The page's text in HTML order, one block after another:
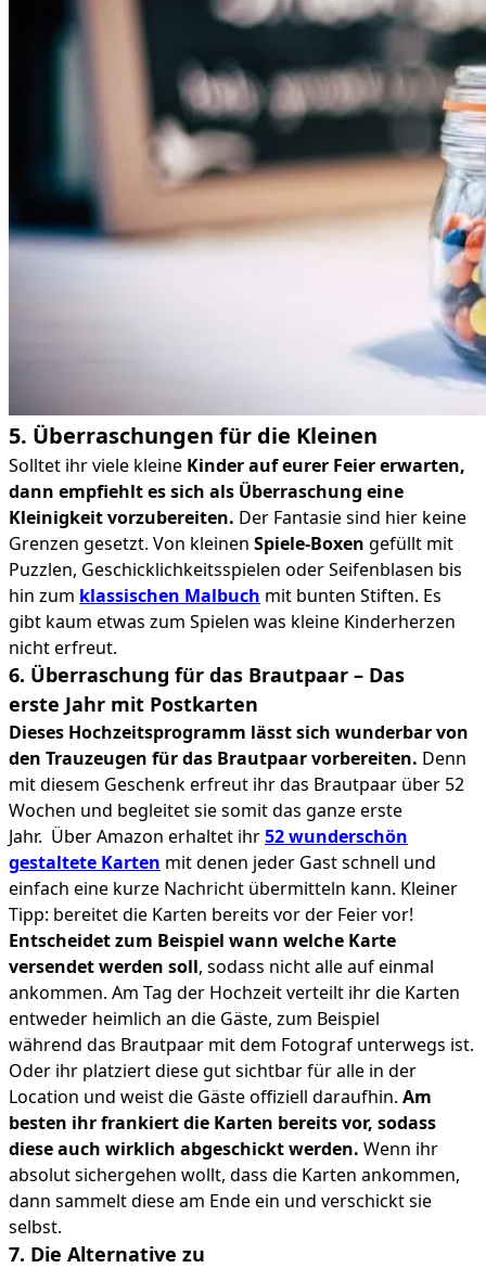
5. Überraschungen für die Kleinen
Solltet ihr viele kleine Kinder auf eurer Feier erwarten,
dann empfiehlt es sich als Überraschung eine
Kleinigkeit vorzubereiten. Der Fantasie sind hier keine
Grenzen gesetzt. Von kleinen Spiele-Boxen gefüllt mit
Puzzlen, Geschicklichkeitsspielen oder Seifenblasen bis
hin zum klassischen Malbuch mit bunten Stiften. Es
gibt kaum etwas zum Spielen was kleine Kinderherzen
nicht erfreut.
6. Überraschung für das Brautpaar – Das
erste Jahr mit Postkarten
Dieses Hochzeitsprogramm lässt sich wunderbar von
den Trauzeugen für das Brautpaar vorbereiten. Denn
mit diesem Geschenk erfreut ihr das Brautpaar über 52
Wochen und begleitet sie somit das ganze erste
Jahr. Über Amazon erhaltet ihr52 wunderschön
gestaltete Karten mit denen jeder Gast schnell und
einfach eine kurze Nachricht übermitteln kann. Kleiner
Tipp: bereitet die Karten bereits vor der Feier vor!
Entscheidet zum Beispiel wann welche Karte
versendet werden soll, sodass nicht alle auf einmal
ankommen. Am Tag der Hochzeit verteilt ihr die Karten
entweder heimlich an die Gäste, zum Beispiel
während das Brautpaar mit dem Fotograf unterwegs ist.
Oder ihr platziert diese gut sichtbar für alle in der
Location und weist die Gäste offiziell daraufhin. Am
besten ihr frankiert die Karten bereits vor, sodass
diese auch wirklich abgeschickt werden. Wenn ihr
absolut sichergehen wollt, dass die Karten ankommen,
dann sammelt diese am Ende ein und verschickt sie
selbst.
7. Die Alternative zu